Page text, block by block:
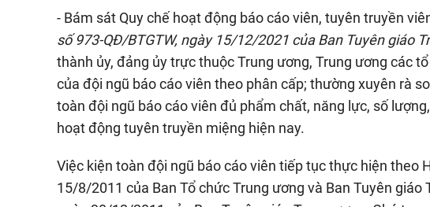
- Bám sát Quy chế hoạt động báo cáo viên, tuyên truyền
số 973-QĐ/BTGTW, ngày 15/12/2021 của Ban Tuyên giáo
thành ủy, đảng ủy trực thuộc Trung ương, Trung ương các
của đội ngũ báo cáo viên theo phân cấp; thường xuyên rà
toàn đội ngũ báo cáo viên đủ phẩm chất, năng lực, số
hoạt động tuyên truyền miệng hiện nay.
Việc kiện toàn đội ngũ báo cáo viên tiếp tục thực hiện theo
15/8/2011 của Ban Tổ chức Trung ương và Ban Tuyên giáo